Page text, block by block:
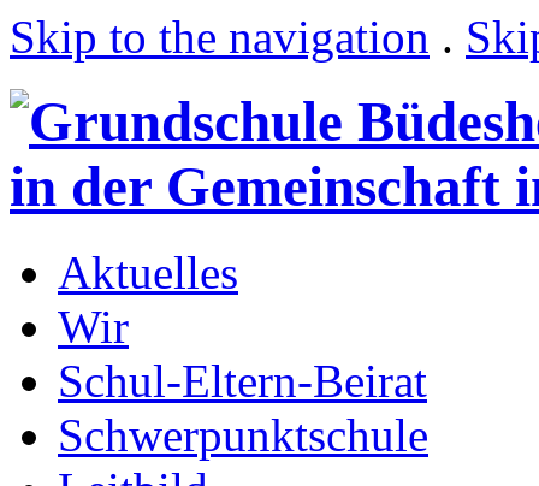
Skip to the navigation .
Aktuelles
Wir
Schul-Eltern-Beirat
Schwerpunktschule